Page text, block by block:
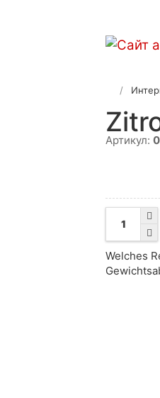
Артикул:
Welches